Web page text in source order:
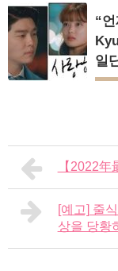
“
일
【2022
[예고] 줄
상을 당황